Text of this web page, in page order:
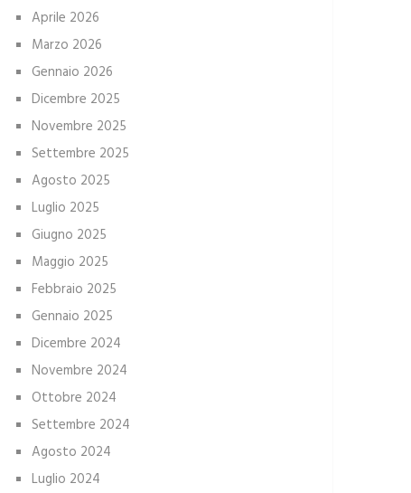
Aprile 2026
Marzo 2026
Gennaio 2026
Dicembre 2025
Novembre 2025
Settembre 2025
Agosto 2025
Luglio 2025
Giugno 2025
Maggio 2025
Febbraio 2025
Gennaio 2025
Dicembre 2024
Novembre 2024
Ottobre 2024
Settembre 2024
Agosto 2024
Luglio 2024